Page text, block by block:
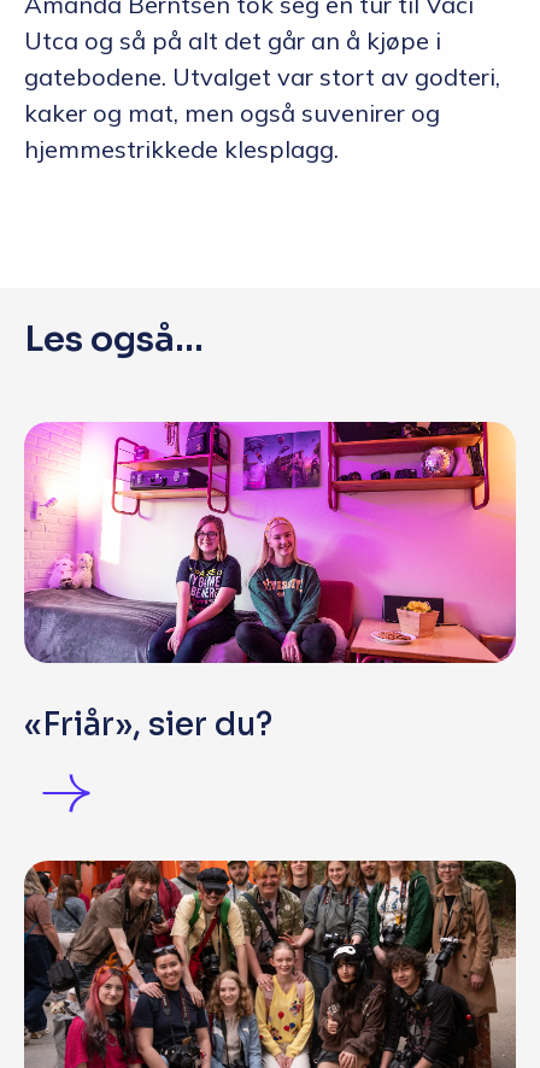
Utca og så på alt det går an å kjøpe i
gatebodene. Utvalget var stort av godteri,
kaker og mat, men også suvenirer og
hjemmestrikkede klesplagg.
Les også...
«Friår», sier du?